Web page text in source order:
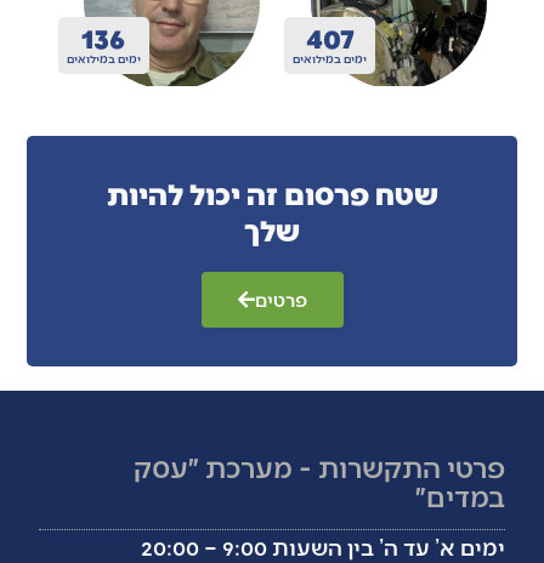
ימים במילואים
410
ימים במילואים
200
שטח פרסום זה יכול להיות
שלך
פרטים
פרטי התקשרות - מערכת ״עסק
במדים״
ימים א’ עד ה’ בין השעות 9:00 – 20:00